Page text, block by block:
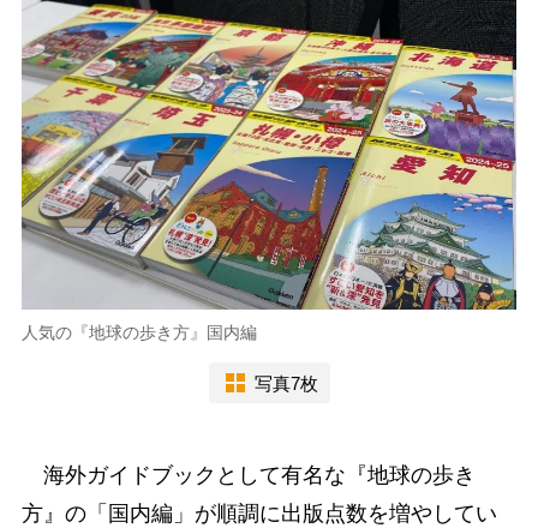
人気の『地球の歩き方』国内編
写真7枚
海外ガイドブックとして有名な『地球の歩き
方』の「国内編」が順調に出版点数を増やしてい